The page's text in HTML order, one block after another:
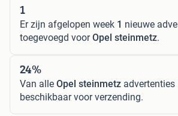
1
Er zijn afgelopen week 1 nieuwe
toegevoegd voorOpel steinmetz.
24%
Van alle Opel steinmetz advertenties
beschikbaar voor verzending.